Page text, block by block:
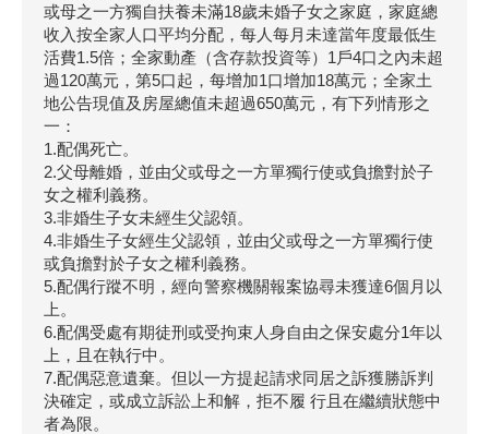
或母之一方獨自扶養未滿18歲未婚子女之家庭，家庭總
收入按全家人口平均分配，每人每月未達當年度最低生
活費1.5倍；全家動產（含存款投資等）1戶4口之內未超
過120萬元，第5口起，每增加1口增加18萬元；全家土
地公告現值及房屋總值未超過650萬元，有下列情形之
一：
1.配偶死亡。
2.父母離婚，並由父或母之一方單獨行使或負擔對於子
女之權利義務。
3.非婚生子女未經生父認領。
4.非婚生子女經生父認領，並由父或母之一方單獨行使
或負擔對於子女之權利義務。
5.配偶行蹤不明，經向警察機關報案協尋未獲達6個月以
上。
6.配偶受處有期徒刑或受拘束人身自由之保安處分1年以
上，且在執行中。
7.配偶惡意遺棄。但以一方提起請求同居之訴獲勝訴判
決確定，或成立訴訟上和解，拒不履 行且在繼續狀態中
者為限。